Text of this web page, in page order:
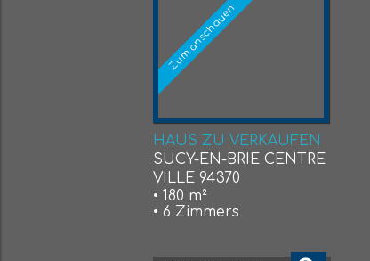
Zum anschauen
HAUS ZU VERKAUFEN
SUCY-EN-BRIE CENTRE
VILLE 94370
• 180 m²
• 6 Zimmers